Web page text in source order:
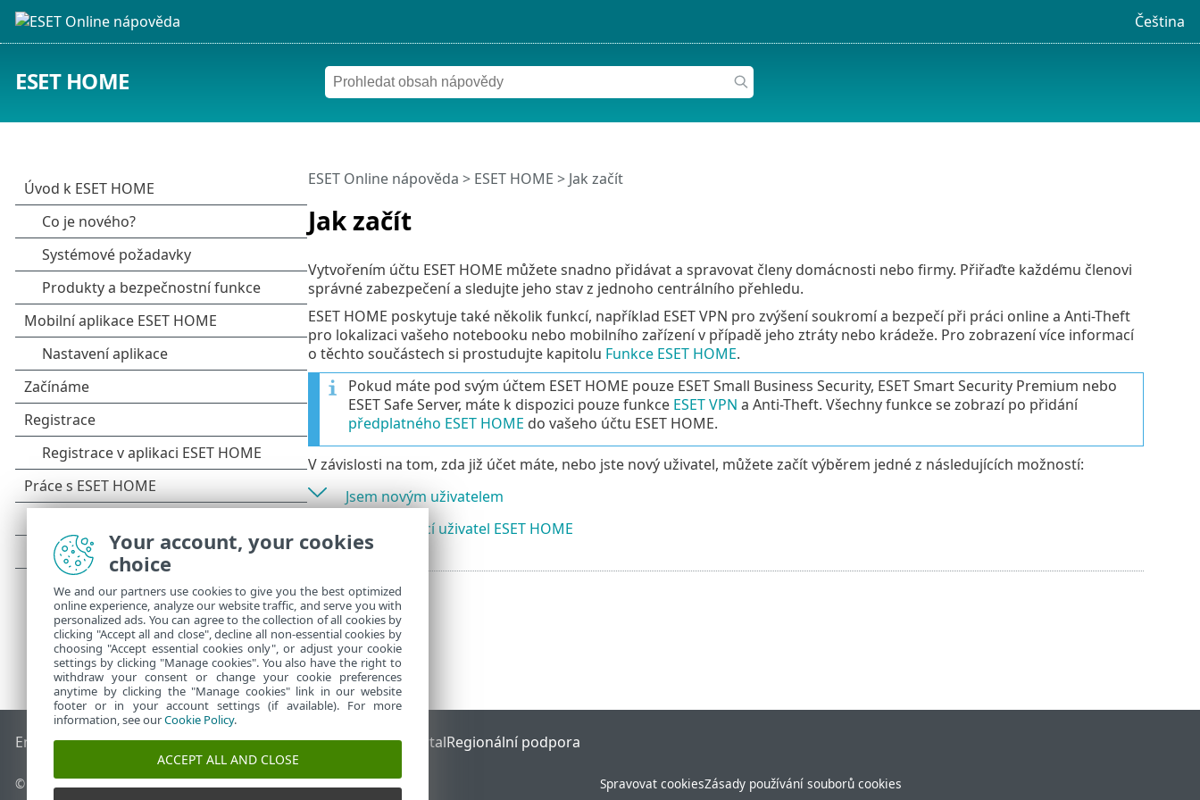
Čeština
ESET HOME
Jak začít
ESET Online nápověda > ESET HOME > Jak začít
Vytvořením účtu ESET HOME můžete snadno přidávat a spravovat členy domácnosti nebo firmy. Přiřaďte každému členovi
správné zabezpečení a sledujte jeho stav z jednoho centrálního přehledu.
ESET HOME poskytuje také několik funkcí, například ESET VPN pro zvýšení soukromí a bezpečí při práci online a Anti-Theft
pro lokalizaci vašeho notebooku nebo mobilního zařízení v případě jeho ztráty nebo krádeže. Pro zobrazení více informací
o těchto součástech si prostudujte kapitolu Funkce ESET HOME.
Pokud máte pod svým účtem ESET HOME pouze ESET Small Business Security, ESET Smart Security Premium nebo
ESET Safe Server, máte k dispozici pouze funkce ESET VPN a Anti-Theft. Všechny funkce se zobrazí po přidání
předplatného ESET HOME do vašeho účtu ESET HOME.
V závislosti na tom, zda již účet máte, nebo jste nový uživatel, můžete začít výběrem jedné z následujících možností:
Jsem novým uživatelem
Jsem stávající uživatel ESET HOME
End of LifeESET Databáze znalostíESET ForumESET Status PortalRegionální podpora
© 1992 - 2026 ESET, spol. s r.o. - Všechna práva vyhrazena. Spravovat cookiesZásady používání souborů cookies
Your account, your cookies
choice
We and our partners use cookies to give you the best optimized
online experience, analyze our website traffic, and serve you with
personalized ads. You can agree to the collection of all cookies by
clicking "Accept all and close", decline all non-essential cookies by
choosing "Accept essential cookies only", or adjust your cookie
settings by clicking "Manage cookies". You also have the right to
withdraw your consent or change your cookie preferences
anytime by clicking the "Manage cookies" link in our website
footer or in your account settings (if available). For more
information, see ourCookie Policy.
ACCEPT ALL AND CLOSE